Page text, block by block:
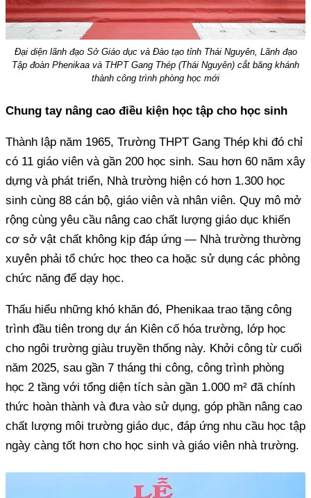
Đại diện lãnh đạo Sở Giáo dục và Đào tạo tỉnh Thái Nguyên, Lãnh đạo
Tập đoàn Phenikaa và THPT Gang Thép (Thái Nguyên) cắt băng khánh
thành công trình phòng học mới
Chung tay nâng cao điều kiện học tập cho học sinh
Thành lập năm 1965, Trường THPT Gang Thép khi đó chỉ
có 11 giáo viên và gần 200 học sinh. Sau hơn 60 năm xây
dựng và phát triển, Nhà trường hiện có hơn 1.300 học
sinh cùng 88 cán bộ, giáo viên và nhân viên. Quy mô mở
rộng cùng yêu cầu nâng cao chất lượng giáo dục khiến
cơ sở vật chất không kịp đáp ứng — Nhà trường thường
xuyên phải tổ chức học theo ca hoặc sử dụng các phòng
chức năng để dạy học.
Thấu hiểu những khó khăn đó, Phenikaa trao tặng công
trình đầu tiên trong dự án Kiên cố hóa trường, lớp học
cho ngôi trường giàu truyền thống này. Khởi công từ cuối
năm 2025, sau gần 7 tháng thi công, công trình phòng
học 2 tầng với tổng diện tích sàn gần 1.000 m² đã chính
thức hoàn thành và đưa vào sử dụng, góp phần nâng cao
chất lượng môi trường giáo dục, đáp ứng nhu cầu học tập
ngày càng tốt hơn cho học sinh và giáo viên nhà trường.